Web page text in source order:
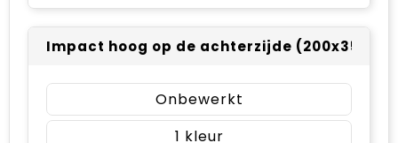
Impact hoog op de achterzijde (200x35mm)
Onbewerkt
1